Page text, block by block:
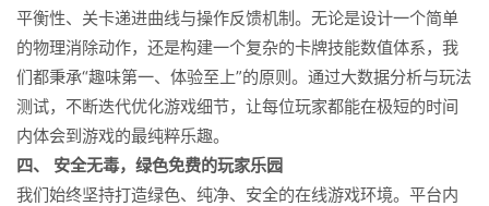
平衡性、关卡递进曲线与操作反馈机制。无论是设计一个简单
的物理消除动作，还是构建一个复杂的卡牌技能数值体系，我
们都秉承“趣味第一、体验至上”的原则。通过大数据分析与玩法
测试，不断迭代优化游戏细节，让每位玩家都能在极短的时间
内体会到游戏的最纯粹乐趣。
四、 安全无毒，绿色免费的玩家乐园
我们始终坚持打造绿色、纯净、安全的在线游戏环境。平台内